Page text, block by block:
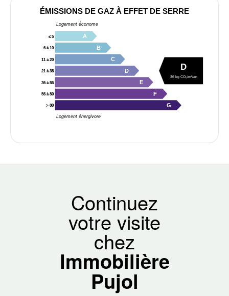
ÉMISSIONS DE GAZ À EFFET DE SERRE
Logement économe
Logement énergivore
≤ 5 A
6 à 10 B
11 à 20 C
21 à 35 D
36 à 55 E
56 à 80 F
> 80 G
D
36 kg CO₂/m²/an
Continuez
votre visite
chez
Immobilière
Pujol